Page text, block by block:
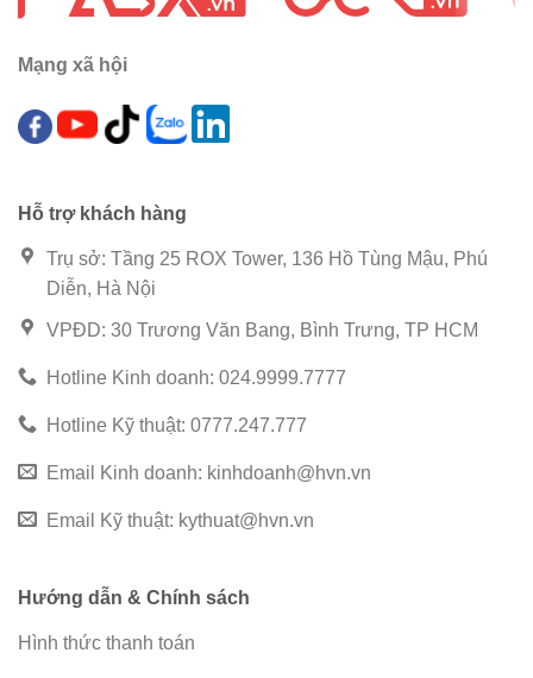
Mạng xã hội
Hỗ trợ khách hàng
Trụ sở: Tầng 25 ROX Tower, 136 Hồ Tùng Mậu, Phú
Diễn, Hà Nội
VPĐD: 30 Trương Văn Bang, Bình Trưng, TP HCM
Hotline Kinh doanh: 024.9999.7777
Hotline Kỹ thuật: 0777.247.777
Email Kinh doanh: kinhdoanh@hvn.vn
Email Kỹ thuật: kythuat@hvn.vn
Hướng dẫn & Chính sách
Hình thức thanh toán